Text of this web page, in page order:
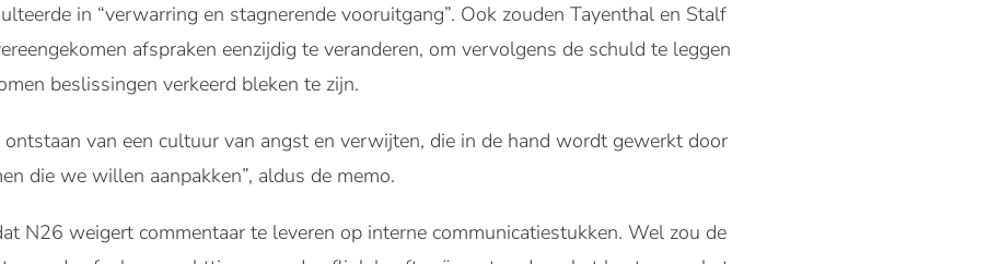
in “verwarring en stagnerende vooruitgang”. Ook zouden Tayenthal en Stalf
afspraken eenzijdig te veranderen, om vervolgens de schuld te leggen
beslissingen verkeerd bleken te zijn.
ontstaan van een cultuur van angst en verwijten, die in de hand wordt gewerkt door
die we willen aanpakken”, aldus de memo.
N26 weigert commentaar te leveren op interne communicatiestukken. Wel zou de